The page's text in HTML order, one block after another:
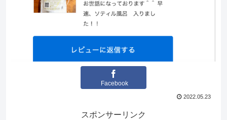
Facebook
2022.05.23
スポンサーリンク